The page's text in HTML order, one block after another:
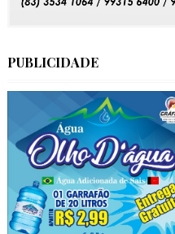
PUBLICIDADE